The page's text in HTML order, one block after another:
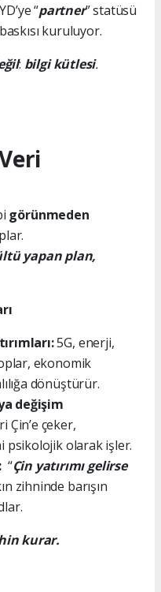
“partner” statüsü
kuruluyor.
: bilgi kütlesi.
görünmeden
yapan plan,
5G, enerji,
ekonomik
dönüştürür.
değişim
Çin’e çeker,
psikolojik olarak işler.
“Çin yatırımı gelirse
zihninde barışın
kurar.